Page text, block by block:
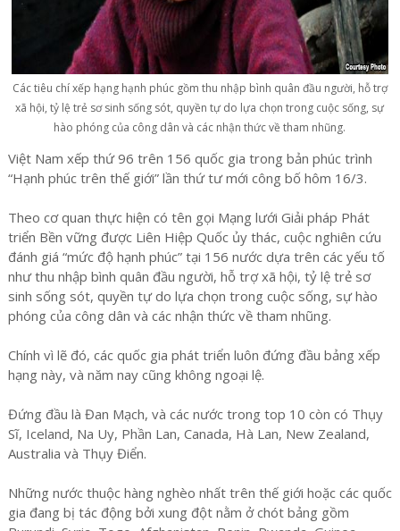
Các tiêu chí xếp hạng hạnh phúc gồm thu nhập bình quân đầu người, hỗ trợ
xã hội, tỷ lệ trẻ sơ sinh sống sót, quyền tự do lựa chọn trong cuộc sống, sự
hào phóng của công dân và các nhận thức về tham nhũng.
Việt Nam xếp thứ 96 trên 156 quốc gia trong bản phúc trình
“Hạnh phúc trên thế giới” lần thứ tư mới công bố hôm 16/3.
Theo cơ quan thực hiện có tên gọi Mạng lưới Giải pháp Phát
triển Bền vững được Liên Hiệp Quốc ủy thác, cuộc nghiên cứu
đánh giá “mức độ hạnh phúc” tại 156 nước dựa trên các yếu tố
như thu nhập bình quân đầu người, hỗ trợ xã hội, tỷ lệ trẻ sơ
sinh sống sót, quyền tự do lựa chọn trong cuộc sống, sự hào
phóng của công dân và các nhận thức về tham nhũng.
Chính vì lẽ đó, các quốc gia phát triển luôn đứng đầu bảng xếp
hạng này, và năm nay cũng không ngoại lệ.
Đứng đầu là Đan Mạch, và các nước trong top 10 còn có Thụy
Sĩ, Iceland, Na Uy, Phần Lan, Canada, Hà Lan, New Zealand,
Australia và Thụy Điển.
Những nước thuộc hàng nghèo nhất trên thế giới hoặc các quốc
gia đang bị tác động bởi xung đột nằm ở chót bảng gồm